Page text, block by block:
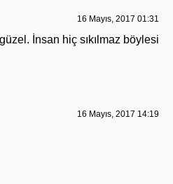
16 Mayıs, 2017 01:31
İnsan hiç sıkılmaz böylesi
16 Mayıs, 2017 14:19